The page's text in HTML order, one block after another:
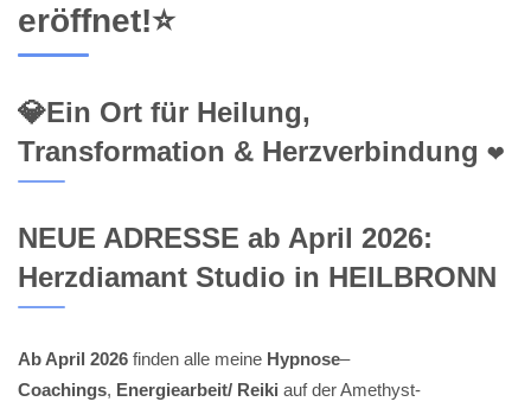
eröffnet!⭐
💎Ein Ort für Heilung,
Transformation & Herzverbindung ❤️
NEUE ADRESSE ab April 2026:
Herzdiamant Studio in HEILBRONN
Ab April 2026 finden alle meine Hypnose–
Coachings, Energiearbeit/ Reiki auf der Amethyst-